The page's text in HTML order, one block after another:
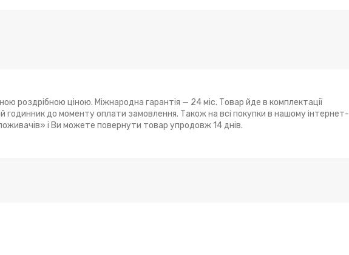
роздрібною ціною. Міжнародна гарантія — 24 міс. Товар йде в комплектації
до моменту оплати замовлення. Також на всі покупки в нашому інтернет-
і Ви можете повернути товар упродовж 14 днів.